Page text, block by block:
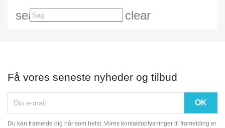
search clear
Få vores seneste nyheder og tilbud
Du kan framelde dig når som helst. Vores kontaktoplysninger til framelding er